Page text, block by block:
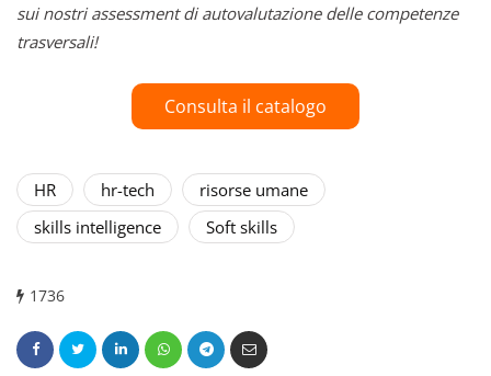
sui nostri assessment di autovalutazione delle competenze
trasversali!
Consulta il catalogo
HR hr-tech
risorse umane
skills intelligence
Soft skills
1736